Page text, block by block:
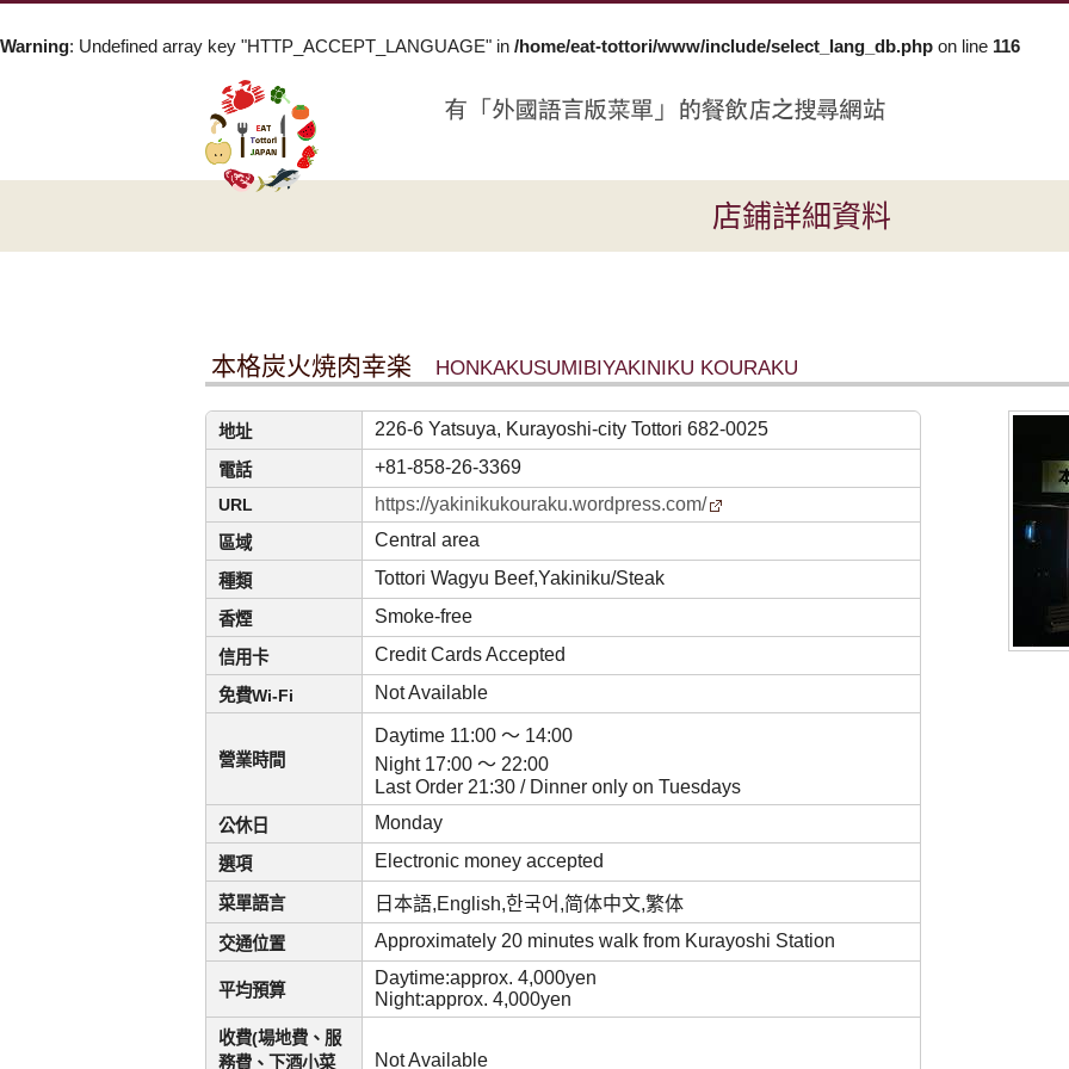
Warning: Undefined array key "HTTP_ACCEPT_LANGUAGE" in /home/eat-tottori/www/include/select_lang_db.php on line 116
店鋪詳細資料
本格炭火焼肉幸楽 HONKAKUSUMIBIYAKINIKU KOURAKU
地址 226-6 Yatsuya, Kurayoshi-city Tottori 682-0025
電話 +81-858-26-3369
URL https://yakinikukouraku.wordpress.com/
區域 Central area
種類 Tottori Wagyu Beef,Yakiniku/Steak
香煙 Smoke-free
信用卡 Credit Cards Accepted
免費Wi-Fi Not Available
營業時間
Daytime 11:00 ～ 14:00
Night 17:00 ～ 22:00
Last Order 21:30 / Dinner only on Tuesdays
公休日 Monday
選項 Electronic money accepted
菜單語言 日本語,English,한국어,简体中文,繁体
交通位置 Approximately 20 minutes walk from Kurayoshi Station
平均預算
Daytime:approx. 4,000yen
Night:approx. 4,000yen
收費(場地費、服
務費、下酒小菜
Not Available